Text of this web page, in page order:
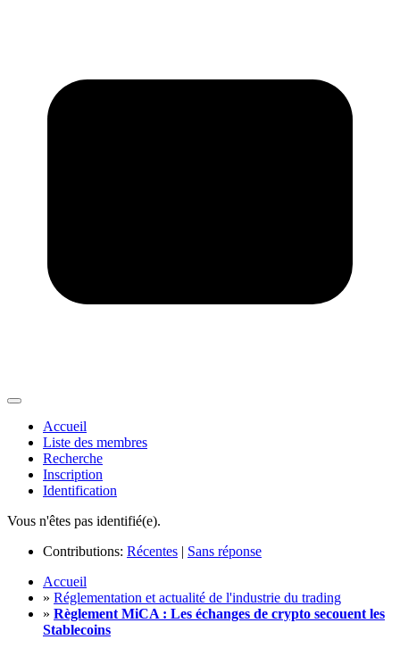
Accueil
Liste des membres
Recherche
Inscription
Identification
Vous n'êtes pas identifié(e).
Contributions: Récentes | Sans réponse
Accueil
» Réglementation et actualité de l'industrie du trading
» Règlement MiCA : Les échanges de crypto secouent les
Stablecoins